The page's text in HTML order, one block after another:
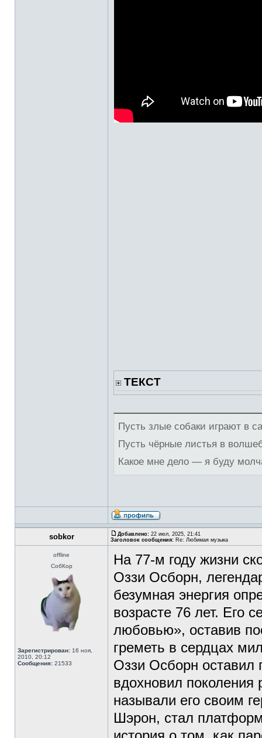
ТЕКСТ
Пусть злые собаки играют в
Пусть чёрные листья в
Какое мне дело — я буду
sobkor Добавлено: 22 июл, 2025, 21:41
Заголовок сообщения: Re: Любимая музыка
offline
СобКор
Зарегистрирован: 16 ноя,
2010, 20:12
Сообщения: 21533
На 77-м году жизни
Оззи Осборн,
безумная энергия
возрасте 76 лет. Его
любовью», оставив
греметь в сердцах
Оззи Осборн
вдохновил поколения
называли его своим
Шэрон, стал